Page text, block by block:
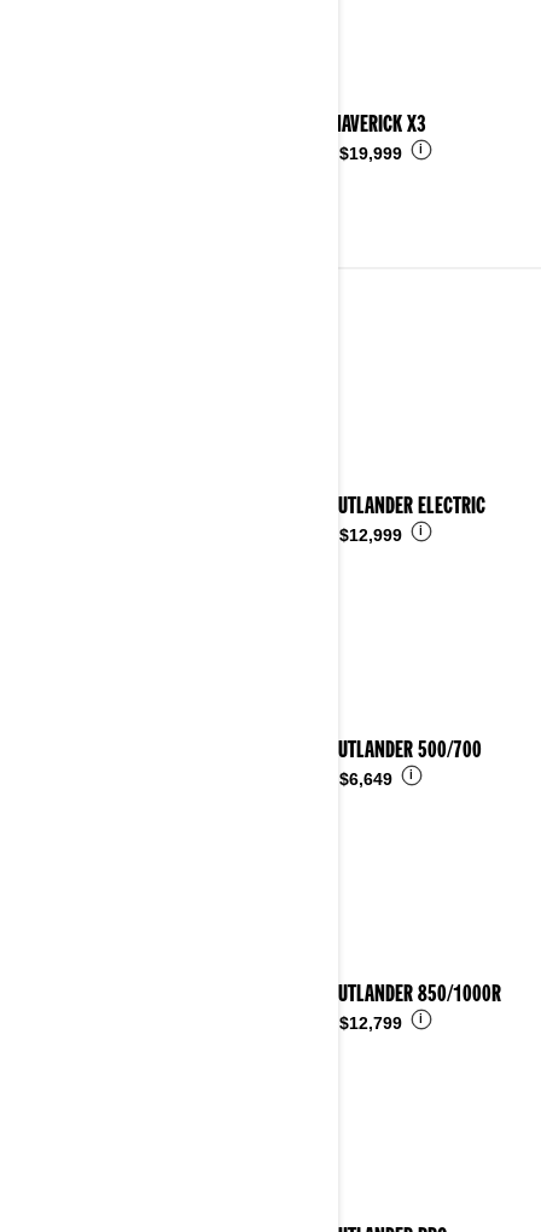
2026 MAVERICK X3
$19,999 i
2026 OUTLANDER ELECTRIC
$12,999 i
2026 OUTLANDER 500/700
$6,649 i
2026 OUTLANDER 850/1000R
$12,799 i